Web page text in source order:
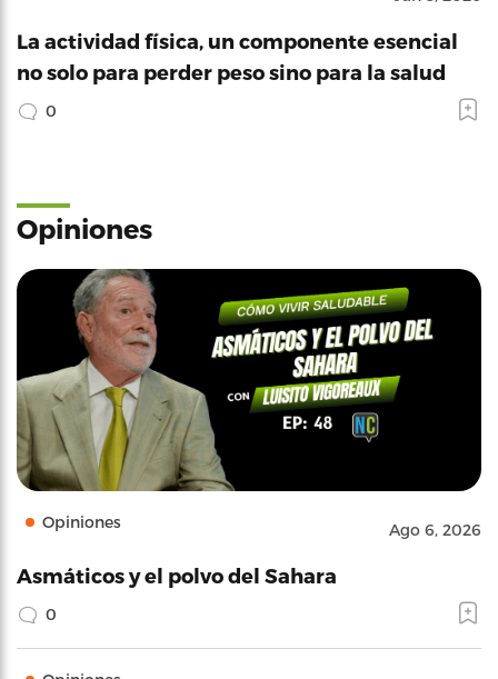
La actividad física, un componente esencial
no solo para perder peso sino para la salud
0
Opiniones
Opiniones Ago 6, 2026
Asmáticos y el polvo del Sahara
0